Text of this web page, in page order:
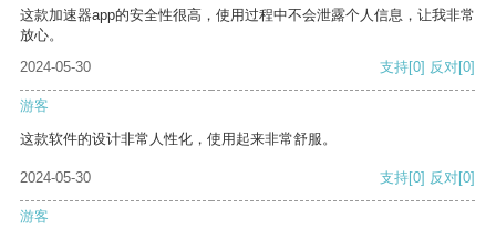
这款加速器app的安全性很高，使用过程中不会泄露个人信息，让我非常
放心。
2024-05-30
支持[0] 反对[0]
游客
这款软件的设计非常人性化，使用起来非常舒服。
2024-05-30 支持[0] 反对[0]
游客